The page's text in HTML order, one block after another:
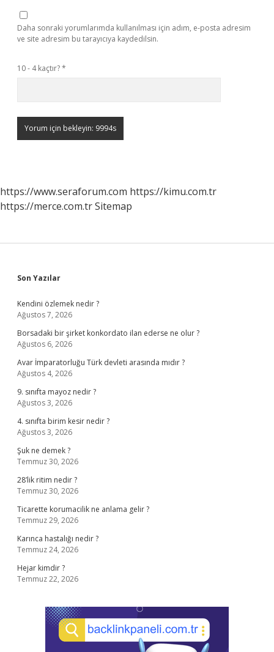
Daha sonraki yorumlarımda kullanılması için adım, e-posta adresim
ve site adresim bu tarayıcıya kaydedilsin.
10 - 4 kaçtır?*
https://www.seraforum.com https://kimu.com.tr
https://merce.com.trSitemap
Sidebar
Son Yazılar
Kendini özlemek nedir ?
Ağustos 7, 2026
Borsadaki bir şirket konkordato ilan ederse ne olur ?
Ağustos 6, 2026
Avar İmparatorluğu Türk devleti arasında mıdır ?
Ağustos 4, 2026
9. sınıfta mayoz nedir ?
Ağustos 3, 2026
4. sınıfta birim kesir nedir ?
Ağustos 3, 2026
Şuk ne demek ?
Temmuz 30, 2026
28’lik ritim nedir ?
Temmuz 30, 2026
Ticarette korumacilik ne anlama gelir ?
Temmuz 29, 2026
Karınca hastalığı nedir ?
Temmuz 24, 2026
Hejar kimdir ?
Temmuz 22, 2026